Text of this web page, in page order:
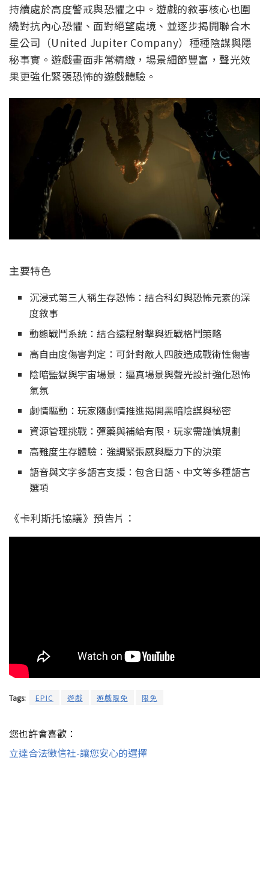
持續處於高度警戒與恐懼之中。遊戲的敘事核心也圍
繞對抗內心恐懼、面對絕望處境、並逐步揭開聯合木
星公司（United Jupiter Company）種種陰謀與隱
秘事實。遊戲畫面非常精緻，場景細節豐富，聲光效
果更強化緊張恐怖的遊戲體驗。
主要特色
沉浸式第三人稱生存恐怖：結合科幻與恐怖元素的深
度敘事
動態戰鬥系統：結合遠程射擊與近戰格鬥策略
高自由度傷害判定：可針對敵人四肢造成戰術性傷害
陰暗監獄與宇宙場景：逼真場景與聲光設計強化恐怖
氣氛
劇情驅動：玩家隨劇情推進揭開黑暗陰謀與秘密
資源管理挑戰：彈藥與補給有限，玩家需謹慎規劃
高難度生存體驗：強調緊張感與壓力下的決策
語音與文字多語言支援：包含日語、中文等多種語言
選項
《卡利斯托協議》預告片：
Tags: EPIC 遊戲 遊戲限免 限免
您也許會喜歡：
立達合法徵信社-讓您安心的選擇